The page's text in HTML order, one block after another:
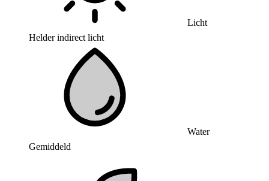
Licht
Helder indirect licht
Water
Gemiddeld